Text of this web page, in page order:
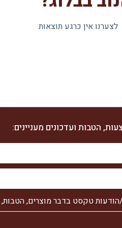
לצערנו אין כרגע תוצאות
הטבות ועדכונים מעניינים:
טקסט בדבר מוצרים,